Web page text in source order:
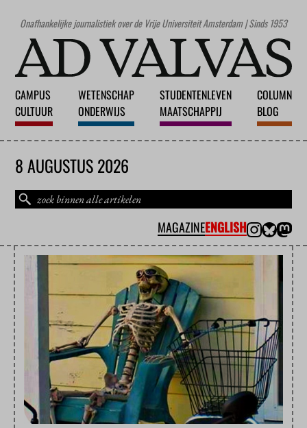
Onafhankelijke journalistiek over de Vrije Universiteit Amsterdam | Sinds 1953
CAMPUS
CULTUUR
WETENSCHAP
ONDERWIJS
STUDENTENLEVEN
MAATSCHAPPIJ
COLUMN
BLOG
8 AUGUSTUS 2026
MAGAZINEENGLISH